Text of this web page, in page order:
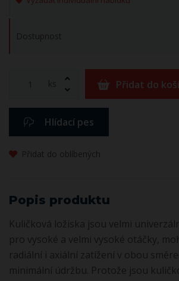
Dostupnost
ks Přidat do
Hlídací pes
Přidat do oblíbených
Popis produktu
Kuličková ložiska jsou velmi
pro vysoké a velmi vysoké otáčky,
radiální i axiální zatížení v obou
minimální údržbu. Protože jsou